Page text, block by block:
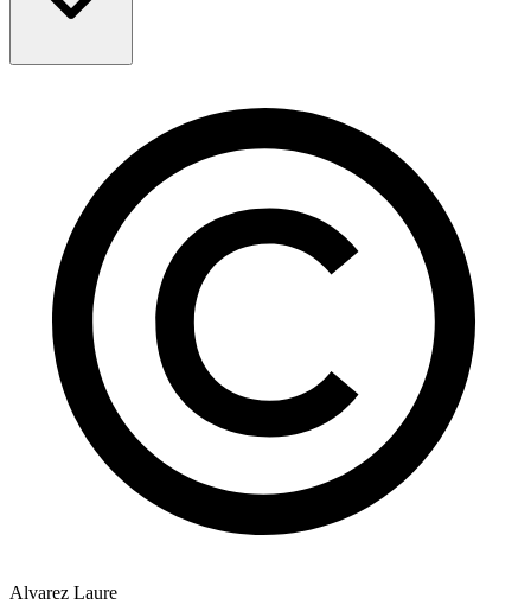
Alvarez Laure